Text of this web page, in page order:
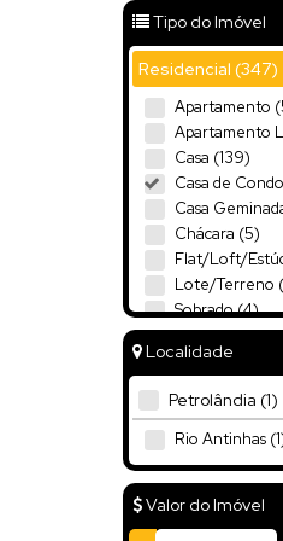
Tipo do Imóvel
Residencial (347)
Apartamento
Apartamento
Casa (139)
Casa de
Casa
Chácara (5)
Flat/Loft/
Lote/Terreno
Sobrado (4)
Terreno Litoral
Rural (49)
Sítio (31)
Terreno (18)
Comercial (15)
Localidade
Petrolândia (1)
Rio Antinhas
Valor do Imóvel